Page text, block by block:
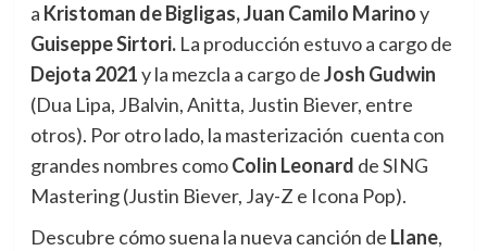
a Kristoman de Bigligas, Juan Camilo Marinoy
Guiseppe Sirtori. La producción estuvo a cargo de
Dejota 2021y la mezcla a cargo deJosh Gudwin
(Dua Lipa, JBalvin, Anitta, Justin Biever, entre
otros). Por otro lado, la masterización cuenta con
grandes nombres comoColin Leonard de SING
Mastering (Justin Biever, Jay-Z e Icona Pop).
Descubre cómo suena la nueva canción de Llane,